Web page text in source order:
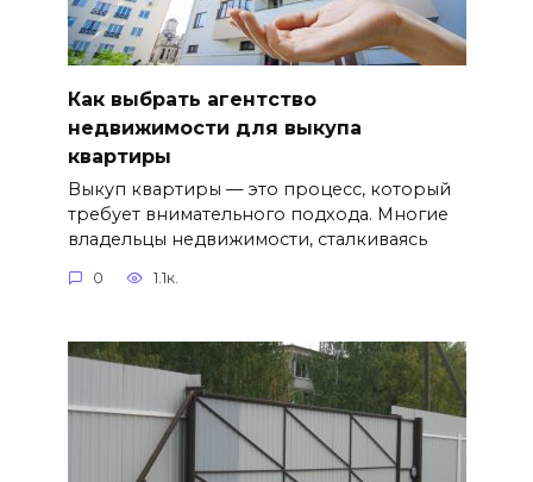
Как выбрать агентство
недвижимости для выкупа
квартиры
Выкуп квартиры — это процесс, который
требует внимательного подхода. Многие
владельцы недвижимости, сталкиваясь
0 1.1к.